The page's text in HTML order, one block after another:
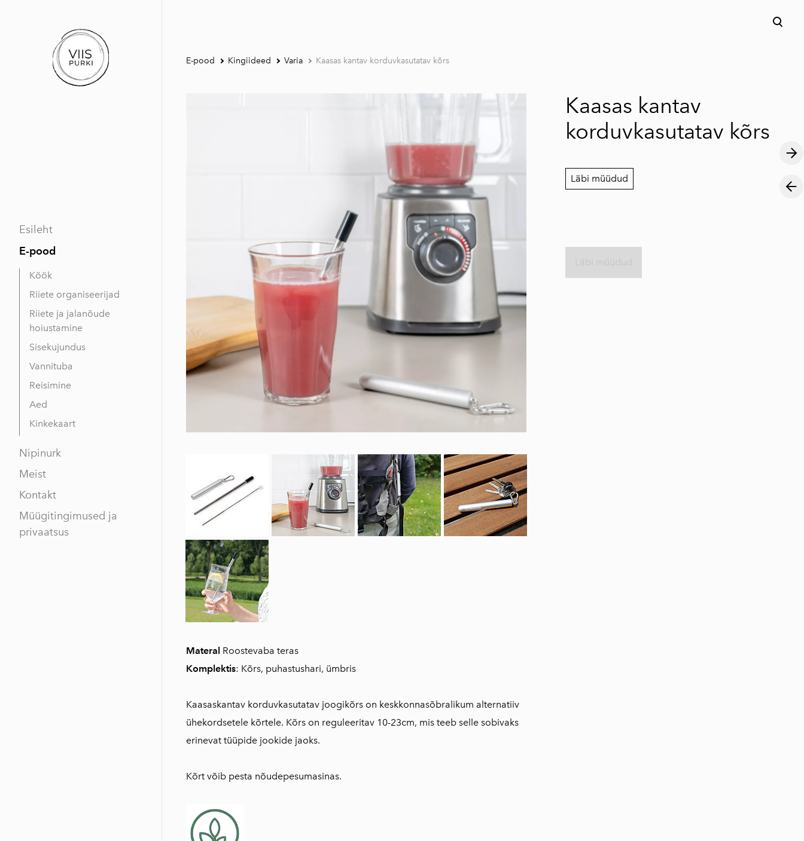
Esileht
E-pood
Köök
Riiete organiseerijad
Riiete ja jalanõude
hoiustamine
Sisekujundus
Vannituba
Reisimine
Aed
Kinkekaart
Nipinurk
Meist
Kontakt
Müügitingimused ja
privaatsus
E-pood Kingiideed Varia Kaasas kantav korduvkasutatav kõrs
Materal Roostevaba teras
Komplektis: Kõrs, puhastushari, ümbris
Kaasaskantav korduvkasutatav joogikõrs on keskkonnasõbralikum alternatiiv
ühekordsetele kõrtele. Kõrs on reguleeritav 10-23cm, mis teeb selle sobivaks
erinevat tüüpide jookide jaoks.
Kõrt võib pesta nõudepesumasinas.
Kaasas kantav
korduvkasutatav kõrs
Läbi müüdud